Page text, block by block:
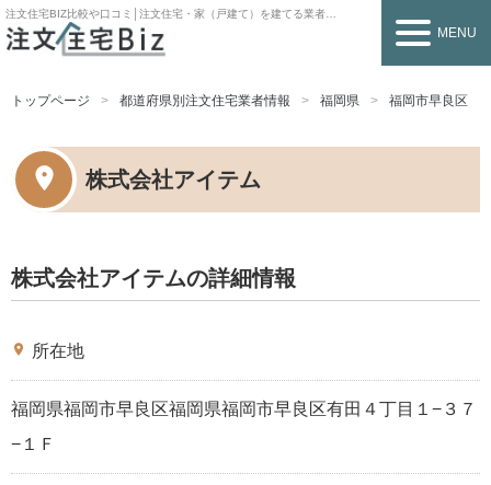
注文住宅BIZ比較や口コミ│注文住宅・家（戸建て）を建てる業者を探すなら
MENU
トップページ 都道府県別注文住宅業者情報 福岡県 福岡市早良区
株式会社アイテム
株式会社アイテムの詳細情報
place 所在地
福岡県福岡市早良区福岡県福岡市早良区有田４丁目１−３７
−１Ｆ